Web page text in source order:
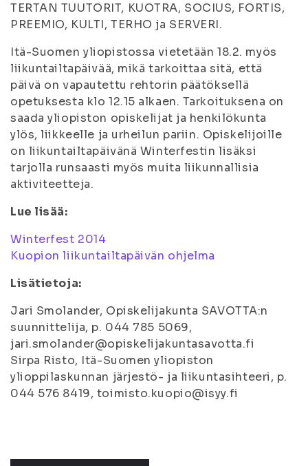
TERTAN TUUTORIT, KUOTRA, SOCIUS, FORTIS,
PREEMIO, KULTI, TERHO ja SERVERI.
Itä-Suomen yliopistossa vietetään 18.2. myös
liikuntailtapäivää, mikä tarkoittaa sitä, että
päivä on vapautettu rehtorin päätöksellä
opetuksesta klo 12.15 alkaen. Tarkoituksena on
saada yliopiston opiskelijat ja henkilökunta
ylös, liikkeelle ja urheilun pariin. Opiskelijoille
on liikuntailtapäivänä Winterfestin lisäksi
tarjolla runsaasti myös muita liikunnallisia
aktiviteetteja.
Lue lisää:
Winterfest 2014
Kuopion liikuntailtapäivän ohjelma
Lisätietoja:
Jari Smolander, Opiskelijakunta SAVOTTA:n
suunnittelija, p. 044 785 5069,
jari.smolander@opiskelijakuntasavotta.fi
Sirpa Risto, Itä-Suomen yliopiston
ylioppilaskunnan järjestö- ja liikuntasihteeri, p.
044 576 8419, toimisto.kuopio@isyy.fi